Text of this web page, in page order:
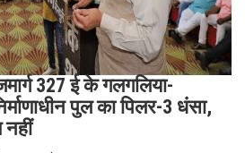
327 ई के गलगलिया-
पुल का पिलर-3 धंसा,
नहीं